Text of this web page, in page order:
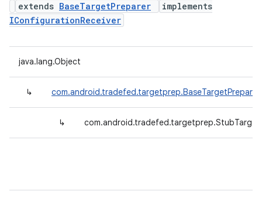
extends BaseTargetPreparer
implements
IConfigurationReceiver
java.lang.Object
↳ com.android.tradefed.targetprep.BaseTargetPreparer
↳